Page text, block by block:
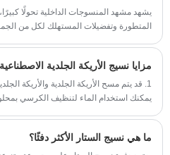
يشهد مشهد المنسوجات الداخلية تحولًا
المتطورة وتفضيلات المستهلك لكل من
مزايا نسيج الأريكة الجلدية الاصطناعية
1. قد يتم مسح الأريكة الجلدية والأريكة
يمكنك استخدام الماء لتنظيف الكرسي
ما هي نسيج الستار الأكثر دفئًا؟